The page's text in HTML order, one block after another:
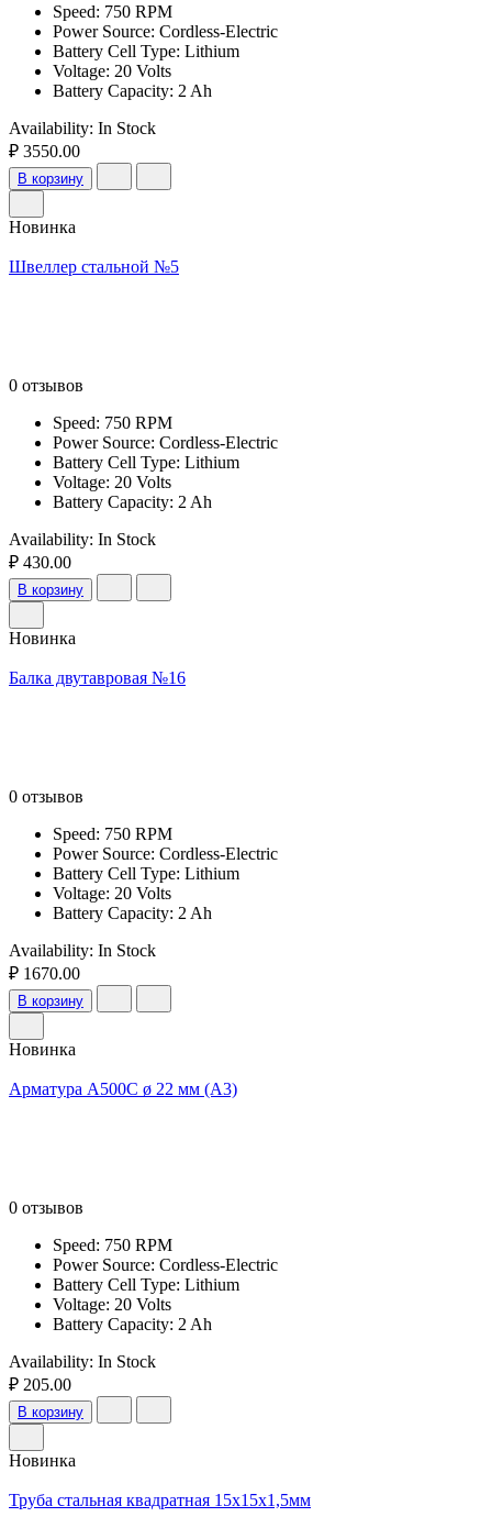
Speed: 750 RPM
Power Source: Cordless-Electric
Battery Cell Type: Lithium
Voltage: 20 Volts
Battery Capacity: 2 Ah
Availability: In Stock
₽ 3550.00
В корзину
Новинка
Швеллер стальной №5
0 отзывов
Speed: 750 RPM
Power Source: Cordless-Electric
Battery Cell Type: Lithium
Voltage: 20 Volts
Battery Capacity: 2 Ah
Availability: In Stock
₽ 430.00
В корзину
Новинка
Балка двутавровая №16
0 отзывов
Speed: 750 RPM
Power Source: Cordless-Electric
Battery Cell Type: Lithium
Voltage: 20 Volts
Battery Capacity: 2 Ah
Availability: In Stock
₽ 1670.00
В корзину
Новинка
Арматура А500С ø 22 мм (А3)
0 отзывов
Speed: 750 RPM
Power Source: Cordless-Electric
Battery Cell Type: Lithium
Voltage: 20 Volts
Battery Capacity: 2 Ah
Availability: In Stock
₽ 205.00
В корзину
Новинка
Труба стальная квадратная 15х15х1,5мм